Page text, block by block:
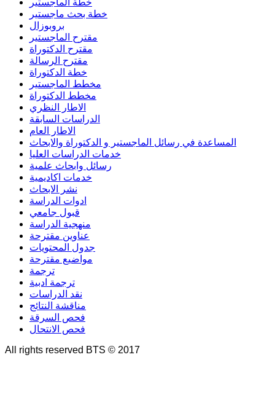
خطة الماجستير
خطة بحث ماجستير
بروبوزال
مقترح الماجستير
مقترح الدكتوراة
مقترح الرسالة
خطة الدكتوراة
مخطط الماجستير
مخطط الدكتوراة
الاطار النظري
الدراسات السابقة
الاطار العام
المساعدة في رسائل الماجستير و الدكتوراة والابحاث
خدمات الدراسات العليا
رسائل وابحاث علمية
خدمات اكاديمية
نشر الابحاث
ادوات الدراسة
قبول جامعي
منهجية الدراسة
عناوين مقترحة
جدول المحتويات
مواضيع مقترحة
ترجمة
ترجمة ادبية
نقد الدراسات
مناقشة النتائج
فحص السرقة
فحص الانتحال
All rights reserved BTS © 2017